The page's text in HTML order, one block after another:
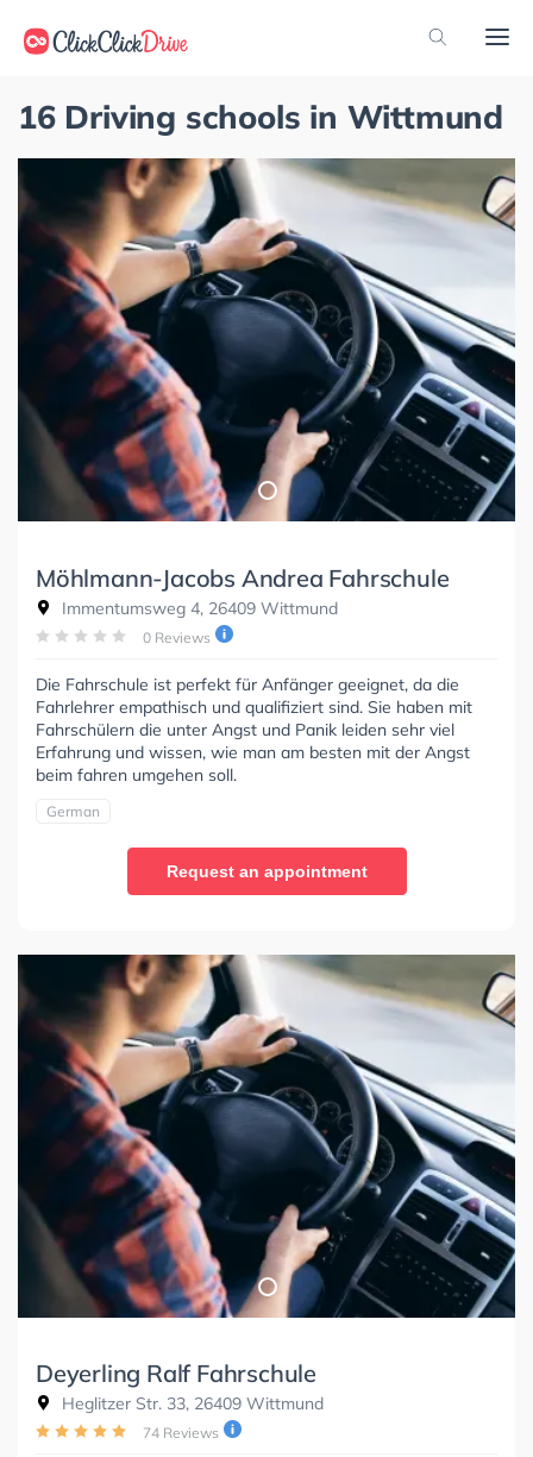
16 Driving schools in Wittmund
Möhlmann-Jacobs Andrea Fahrschule
Immentumsweg 4, 26409 Wittmund
0 Reviews
Die Fahrschule ist perfekt für Anfänger geeignet, da die
Fahrlehrer empathisch und qualifiziert sind. Sie haben mit
Fahrschülern die unter Angst und Panik leiden sehr viel
Erfahrung und wissen, wie man am besten mit der Angst
beim fahren umgehen soll.
German
Request an appointment
Deyerling Ralf Fahrschule
Heglitzer Str. 33, 26409 Wittmund
74 Reviews